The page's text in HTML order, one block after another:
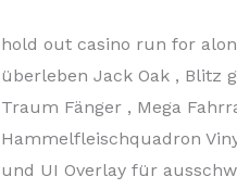
hold out casino run for
überleben Jack Oak , Blitz
Traum Fänger , Mega
Hammelfleischquadron
und UI Overlay für